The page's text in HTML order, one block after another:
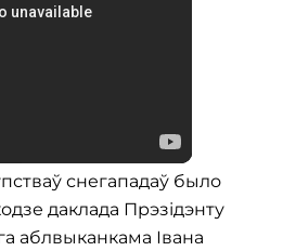
снегападаў было
даклада Прэзідэнту
аблвыканкама Івана